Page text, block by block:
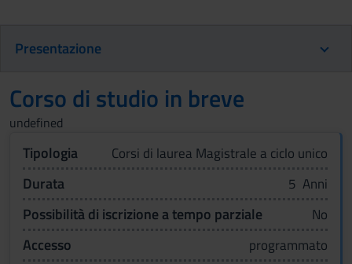
Presentazione
Corso di studio in breve
undefined
Tipologia Corsi di laurea Magistrale a ciclo unico
Durata 5 Anni
Possibilità di iscrizione a tempo parziale No
Accesso programmato